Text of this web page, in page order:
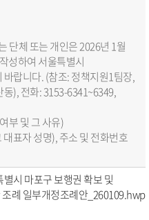
단체 또는 개인은 2026년 1월
성하여 서울특별시
랍니다. (참조: 정책지원1팀장,
), 전화: 3153-6341~6349,
부 및 그 사유)
표자 성명), 주소 및 전화번호
시 마포구 보행권 확보 및
례 일부개정조례안_260109.hwp